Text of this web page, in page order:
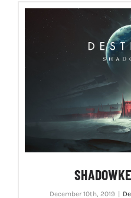
December 10th, 2019 |